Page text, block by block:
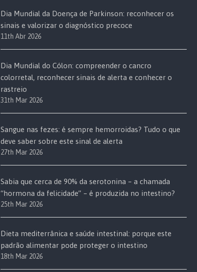
Dia Mundial da Doença de Parkinson: reconhecer os
sinais e valorizar o diagnóstico precoce
11th Abr 2026
Dia Mundial do Cólon: compreender o cancro
colorretal, reconhecer sinais de alerta e conhecer o
rastreio
31th Mar 2026
Sangue nas fezes: é sempre hemorroidas? Tudo o que
deve saber sobre este sinal de alerta
27th Mar 2026
Sabia que cerca de 90% da serotonina – a chamada
“hormona da felicidade” – é produzida no intestino?
25th Mar 2026
Dieta mediterrânica e saúde intestinal: porque este
padrão alimentar pode proteger o intestino
18th Mar 2026